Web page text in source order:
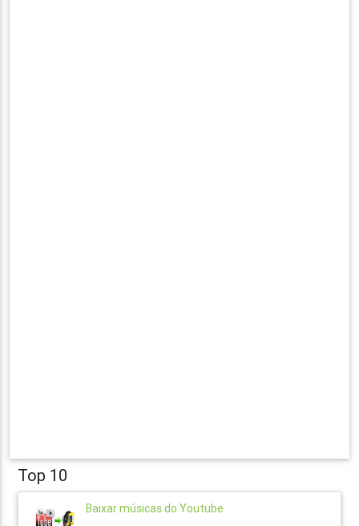
Top 10
Baixar músicas do Youtube